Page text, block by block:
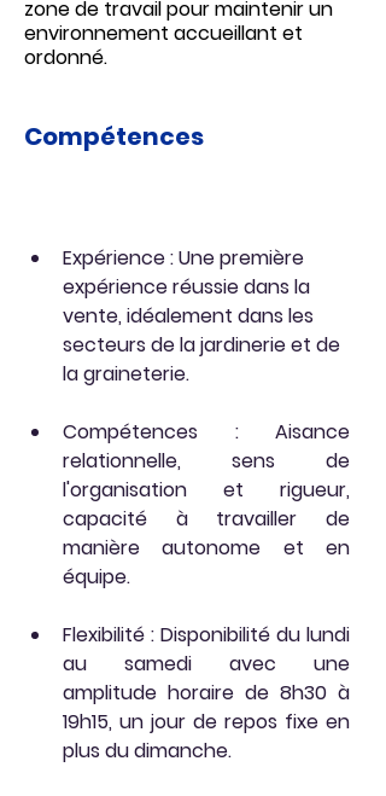
zone de travail pour maintenir un
environnement accueillant et
ordonné.
Compétences
Expérience : Une première
expérience réussie dans la
vente, idéalement dans les
secteurs de la jardinerie et de
la graineterie.
Compétences : Aisance
relationnelle, sens de
l'organisation et rigueur,
capacité à travailler de
manière autonome et en
équipe.
Flexibilité : Disponibilité du lundi
au samedi avec une
amplitude horaire de 8h30 à
19h15, un jour de repos fixe en
plus du dimanche.